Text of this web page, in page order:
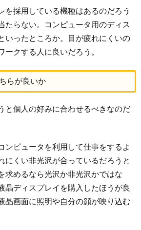
を採用している機種はあるのだろう
たらない。コンピュータ用のディス
いったところか。目が疲れにくいの
ークする人に良いだろう。
らが良いか
と個人の好みに合わせるべきなのだ
ンピュータを利用して仕事をするよ
にくい非光沢が合っているだろうと
求めるなら光沢か非光沢かではな
晶ディスプレイを購入したほうが良
晶画面に照明や自分の顔が映り込む